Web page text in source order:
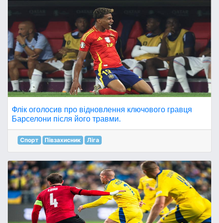
Флік оголосив про відновлення ключового гравця
Барселони після його травми.
Спорт Півзахисник Ліга